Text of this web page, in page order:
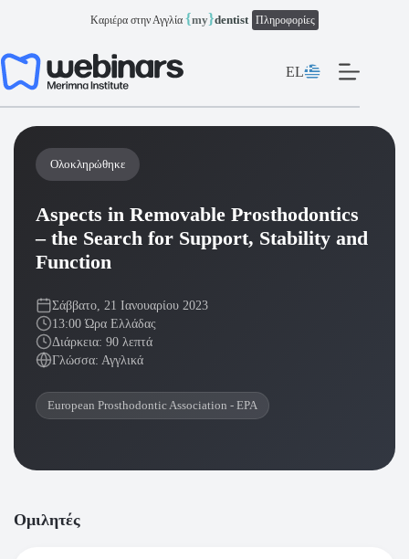
Καριέρα στην Αγγλία {my}dentist Πληροφορίες
EL
Ολοκληρώθηκε
Aspects in Removable Prosthodontics
– the Search for Support, Stability and
Function
Σάββατο, 21 Ιανουαρίου 2023
13:00 Ώρα Ελλάδας
Διάρκεια: 90 λεπτά
Γλώσσα: Αγγλικά
European Prosthodontic Association - EPA
Ομιλητές